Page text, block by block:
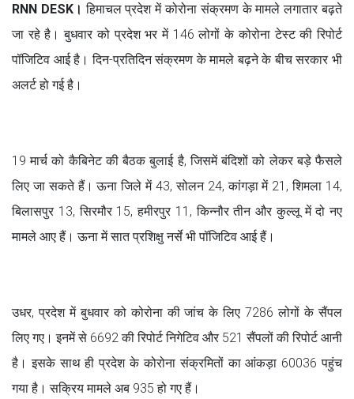
RNN DESK। हिमाचल प्रदेश में कोरोना संक्रमण के मामले लगातार बढ़ते
जा रहे है। बुधवार को प्रदेश भर में 146 लोगों के कोरोना टेस्ट की रिपोर्ट
पॉजिटिव आई है। दिन-प्रतिदिन संक्रमण के मामले बढ़ने के बीच सरकार भी
अलर्ट हो गई है।
19 मार्च को कैबिनेट की बैठक बुलाई है, जिसमें बंदिशों को लेकर बड़े फैसले
लिए जा सकते हैं। ऊना जिले में 43, सोलन 24, कांगड़ा में 21, शिमला 14,
बिलासपुर 13, सिरमौर 15, हमीरपुर 11, किन्नौर तीन और कुल्लू में दो नए
मामले आए हैं। ऊना में सात प्रशिक्षु नर्से भी पॉजिटिव आई हैं।
उधर, प्रदेश में बुधवार को कोरोना की जांच के लिए 7286 लोगों के सैंपल
लिए गए। इनमें से 6692 की रिपोर्ट निगेटिव और 521 सैंपलों की रिपोर्ट आनी
है। इसके साथ ही प्रदेश के कोरोना संक्रमितों का आंकड़ा 60036 पहुंच
गया है। सक्रिय मामले अब 935 हो गए हैं।